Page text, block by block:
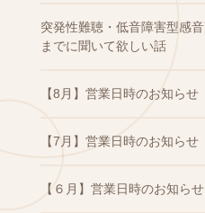
突発性難聴・低音障害型感
までに聞いて欲しい話
【8月】営業日時のお知らせ
【7月】営業日時のお知らせ
【６月】営業日時のお知らせ